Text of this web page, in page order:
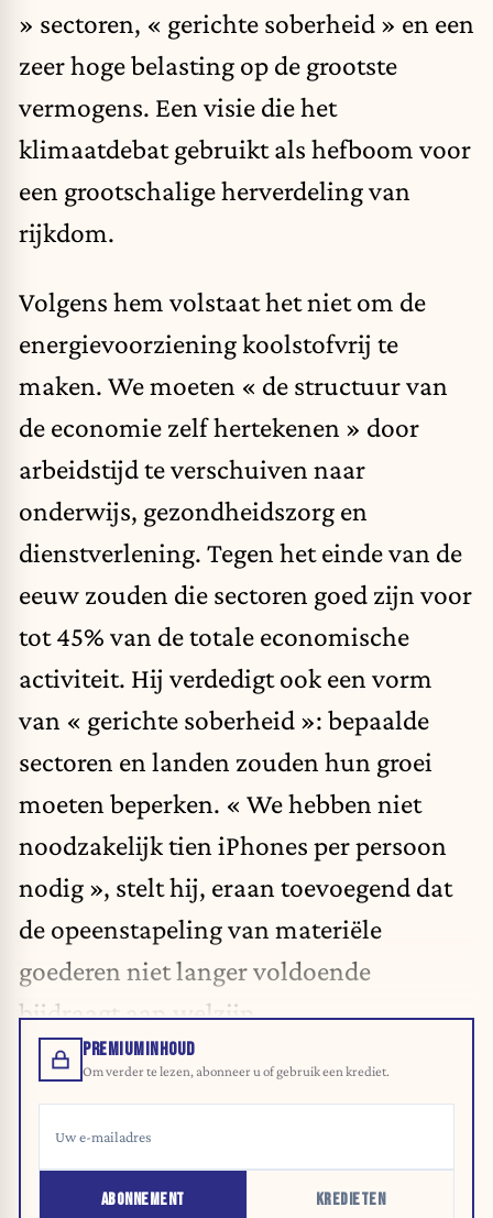
» sectoren, « gerichte soberheid » en een
zeer hoge belasting op de grootste
vermogens. Een visie die het
klimaatdebat gebruikt als hefboom voor
een grootschalige herverdeling van
rijkdom.
Volgens hem volstaat het niet om de
energievoorziening koolstofvrij te
maken. We moeten « de structuur van
de economie zelf hertekenen » door
arbeidstijd te verschuiven naar
onderwijs, gezondheidszorg en
dienstverlening. Tegen het einde van de
eeuw zouden die sectoren goed zijn voor
tot 45% van de totale economische
activiteit. Hij verdedigt ook een vorm
van « gerichte soberheid »: bepaalde
sectoren en landen zouden hun groei
moeten beperken. « We hebben niet
noodzakelijk tien iPhones per persoon
nodig », stelt hij, eraan toevoegend dat
de opeenstapeling van materiële
goederen niet langer voldoende
bijdraagt aan welzijn.
PREMIUMINHOUD
Om verder te lezen, abonneer u of gebruik een krediet.
ABONNEMENT KREDIETEN